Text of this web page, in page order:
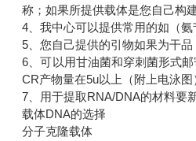
称；如果所提供载体是您自己构
4、我中心可以提供常用的如（
5、您自己提供的引物如果为干
6、可以用甘油菌和穿刺菌形式
CR产物量在5u以上（附上电泳图
7、用于提取RNA/DNA的材料要
载体DNA的选择
分子克隆载体